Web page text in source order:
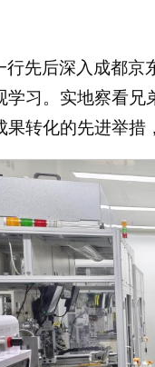
先后深入成都
习。实地察看
转化的先进举